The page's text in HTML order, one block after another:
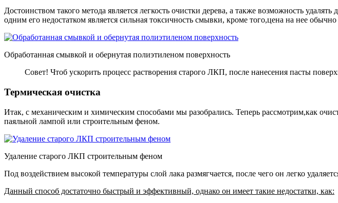
Достоинством такого метода является легкость очистки дерева, а также возможность
одним его недостатком является сильная токсичность смывки, кроме того,цена на нее
Обработанная смывкой и обернутая полиэтиленом поверхность
Совет! Чтоб ускорить процесс растворения старого ЛКП, после нанесения пасты
Термическая очистка
Итак, с механическим и химическим способами мы разобрались. Теперь рассмотрим,как
паяльной лампой или строительным феном.
Удаление старого ЛКП строительным феном
Под воздействием высокой температуры слой лака размягчается, после чего он легко
Данный способ достаточно быстрый и эффективный, однако он имеет такие недостатки, как: